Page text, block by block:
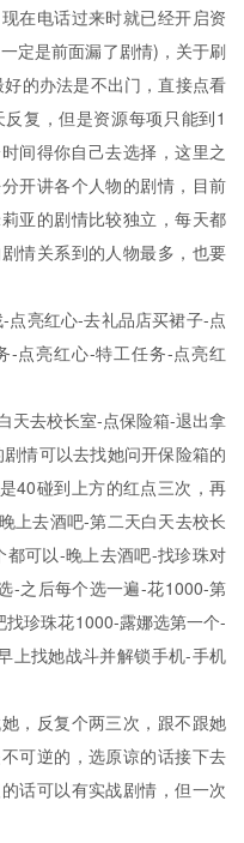
在电话过来时就已经开启资
定是前面漏了剧情)，关于刷
的办法是不出门，直接点看
复，但是资源每项只能到1
间得你自己去选择，这里之
开讲各个人物的剧情，目前
亚的剧情比较独立，每天都
情关系到的人物最多，也要
点亮红心-去礼品店买裙子-点
-点亮红心-特工任务-点亮红
天去校长室-点保险箱-退出拿
情可以去找她问开保险箱的
40碰到上方的红点三次，再
上去酒吧-第二天白天去校长
可以-晚上去酒吧-找珍珠对
-之后每个选一遍-花1000-第
珍珠花1000-露娜选第一个-
上找她战斗并解锁手机-手机
，反复个两三次，跟不跟她
可逆的，选原谅的话接下去
话可以有实战剧情，但一次